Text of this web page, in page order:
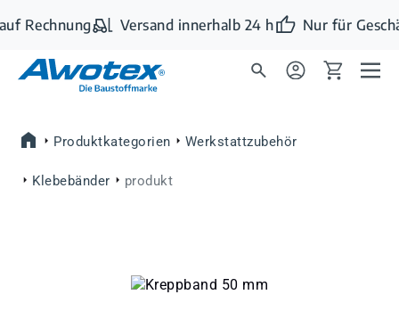
Zum Hauptinhalt springen
Rechnung Versand innerhalb 24 h Nur für
Produktkategorien Werkstattzubehör
Klebebänder produkt
Bildergalerie überspringen